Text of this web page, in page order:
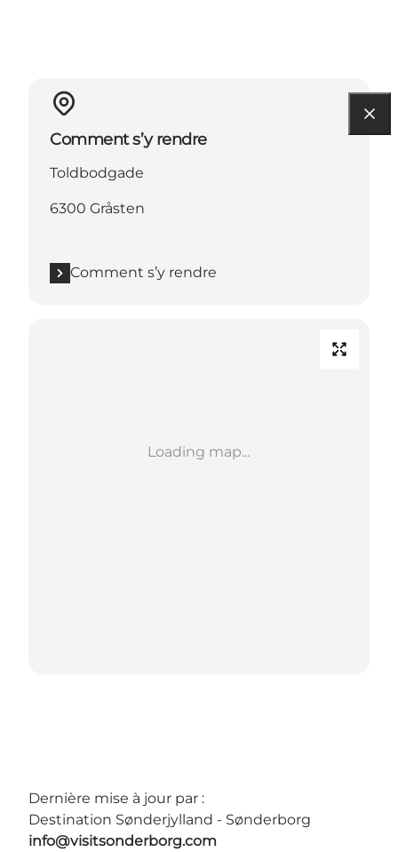
Comment s’y rendre
Toldbodgade
6300 Gråsten
Comment s’y rendre
Loading map...
Dernière mise à jour par :
Destination Sønderjylland - Sønderborg
info@visitsonderborg.com